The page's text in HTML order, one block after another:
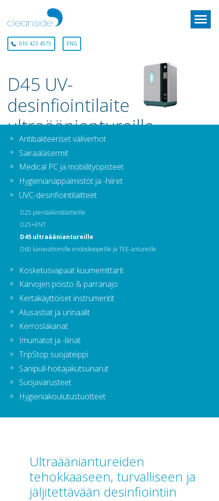
010 423 4575 ENG
D45 UV-
desinfiointilaite
ultraääniantureille
Antibakteeriset väliverhot
Sairaalasermit
Medical PC ja mobiilityöpisteet
Hygienianäppäimistöt ja -hiiret
UVC-desinfiointilaitteet
D25 pienlääkintälaitteille
D25+ENT
D45 ultraääniantureille
D60 kanavattomille endoskoopeille ja TEE-antureille
Kosketusvapaat kuumemittarit
Karvojen poisto & parranajo
Kertakäyttöiset instrumentit
Alusastiat ja urinaalit
Kerroslakanat
Imumatot ja -liinat
TripStop suojateippi
Sanipull-hoitajakutsunarut
Suojavarusteet
Hygieniakoulutustuotteet
Ultraääniantureiden
tehokkaaseen, turvalliseen ja
jäljitettävään desinfiointiin